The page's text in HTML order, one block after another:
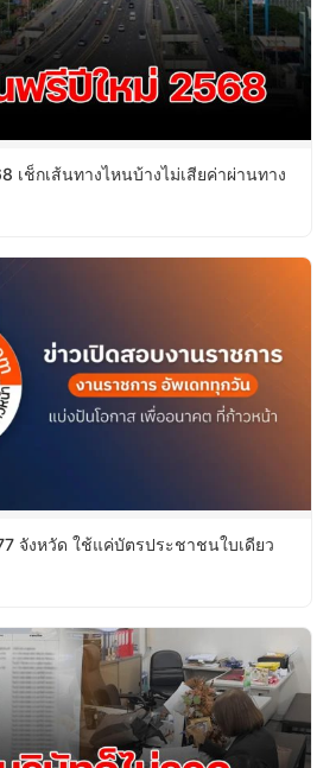
เช็กเส้นทางไหนบ้างไม่เสียค่าผ่านทาง
จังหวัด ใช้แค่บัตรประชาชนใบเดียว